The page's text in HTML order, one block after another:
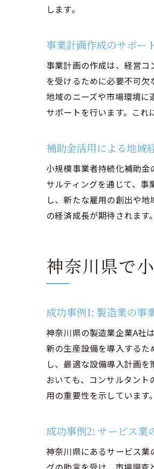
します。
事業計画作成のサポー
事業計画の作成は、経営
を受けるために必要不可欠
地域のニーズや市場環境
サポートを行います。これ
補助金活用による地域
小規模事業者持続化補助
サルティングを通じて、
し、新たな雇用の創出や
の経済成長が期待されます
神奈川県で
成功事例1: 製造業の事
神奈川県の製造業企業A社
新の生産設備を導入する
し、最適な設備導入計画
おいても、コンサルタン
用の重要性を示しています。
成功事例2: サービス業
神奈川県にあるサービス